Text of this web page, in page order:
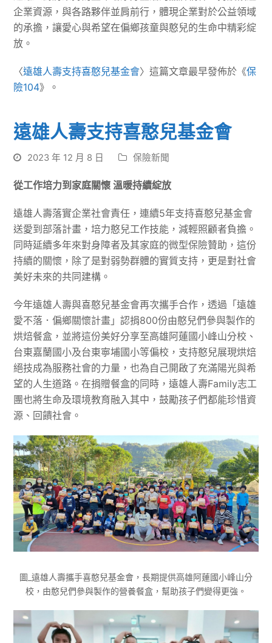
企業資源，與各路夥伴並肩前行，體現企業對於公益領域
的承擔，讓愛心與希望在偏鄉孩童與憨兒的生命中精彩綻
放。
〈遠雄人壽支持喜憨兒基金會〉這篇文章最早發佈於《保
險104》。
遠雄人壽支持喜憨兒基金會
2023 年 12 月 8 日 保險新聞
從工作培力到家庭關懷 溫暖持續綻放
遠雄人壽落實企業社會責任，連續5年支持喜憨兒基金會
送愛到部落計畫，培力憨兒工作技能，減輕照顧者負擔。
同時延續多年來對身障者及其家庭的微型保險贊助，這份
持續的關懷，除了是對弱勢群體的實質支持，更是對社會
美好未來的共同建構。
今年遠雄人壽與喜憨兒基金會再次攜手合作，透過「遠雄
愛不落．偏鄉關懷計畫」認捐800份由憨兒們參與製作的
烘焙餐盒，並將這份美好分享至高雄阿蓮國小峰山分校、
台東嘉蘭國小及台東寧埔國小等偏校，支持憨兒展現烘焙
絕技成為服務社會的力量，也為自己開啟了充滿陽光與希
望的人生道路。在捐贈餐盒的同時，遠雄人壽Family志工
團也將生命及環境教育融入其中，鼓勵孩子們都能珍惜資
源、回饋社會。
圖_遠雄人壽攜手喜憨兒基金會，長期提供高雄阿蓮國小峰山分
校，由憨兒們參與製作的營養餐盒，幫助孩子們變得更強。